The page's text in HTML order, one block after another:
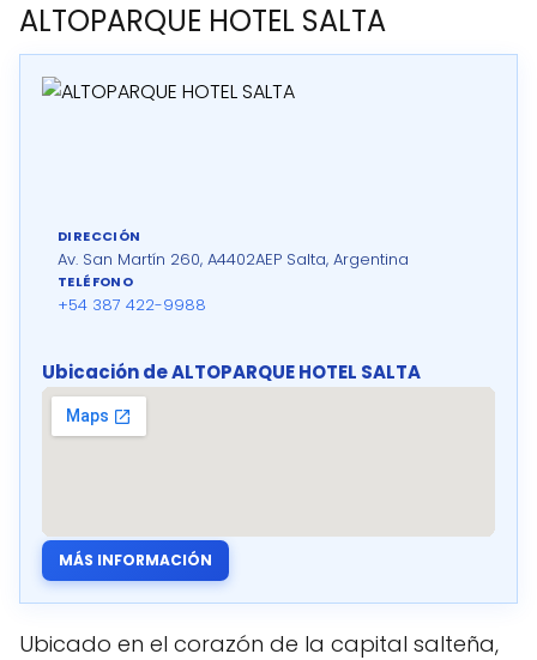
ALTOPARQUE HOTEL SALTA
DIRECCIÓN
Av. San Martín 260, A4402AEP Salta, Argentina
TELÉFONO
+54 387 422-9988
Ubicación de ALTOPARQUE HOTEL SALTA
MÁS INFORMACIÓN
Ubicado en el corazón de la capital salteña,